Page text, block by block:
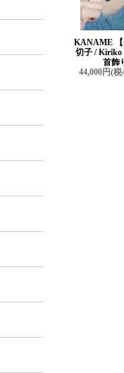
KANAME
切子 /
首飾
44,000円(税